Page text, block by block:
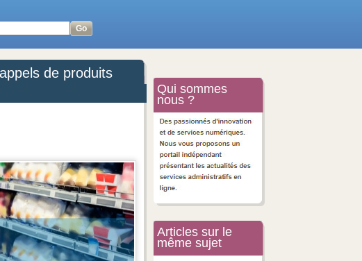
de produits
Qui sommes
nous ?
Articles sur le
même sujet